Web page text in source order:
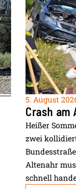
5. August
Crash am
Heißer
zwei
Altenahr
schnell